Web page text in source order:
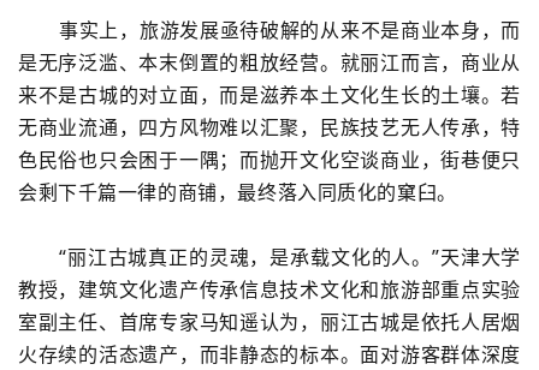
事实上，旅游发展亟待破解的从来不是商业本身，而
是无序泛滥、本末倒置的粗放经营。就丽江而言，商业从
来不是古城的对立面，而是滋养本土文化生长的土壤。若
无商业流通，四方风物难以汇聚，民族技艺无人传承，特
色民俗也只会困于一隅；而抛开文化空谈商业，街巷便只
会剩下千篇一律的商铺，最终落入同质化的窠臼。
“丽江古城真正的灵魂，是承载文化的人。”天津大学
教授，建筑文化遗产传承信息技术文化和旅游部重点实验
室副主任、首席专家马知遥认为，丽江古城是依托人居烟
火存续的活态遗产，而非静态的标本。面对游客群体深度